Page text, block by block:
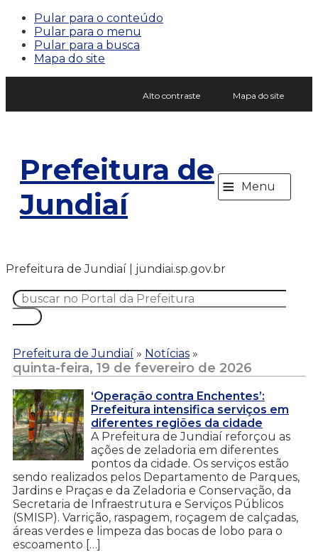
Pular para o conteúdo
Pular para o menu
Pular para a busca
Mapa do site
Alto contraste Mapa do site
Prefeitura de
Jundiaí
≡ Menu
Prefeitura de Jundiaí | jundiai.sp.gov.br
Prefeitura de Jundiaí » Notícias »
quinta-feira, 19 de fevereiro de 2026
‘Operação contra Enchentes’:
Prefeitura intensifica serviços em
diferentes regiões da cidade
A Prefeitura de Jundiaí reforçou as
ações de zeladoria em diferentes
pontos da cidade. Os serviços estão
sendo realizados pelos Departamento de Parques,
Jardins e Praças e da Zeladoria e Conservação, da
Secretaria de Infraestrutura e Serviços Públicos
(SMISP). Varrição, raspagem, roçagem de calçadas,
áreas verdes e limpeza das bocas de lobo para o
escoamento […]